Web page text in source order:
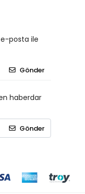
posta ile
Gönder
haberdar
Gönder